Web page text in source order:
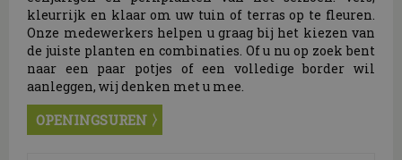
kleurrijk en klaar om uw tuin of terras op te fleuren.
Onze medewerkers helpen u graag bij het kiezen van
de juiste planten en combinaties. Of u nu op zoek bent
naar een paar potjes of een volledige border wil
aanleggen, wij denken met u mee.
OPENINGSUREN